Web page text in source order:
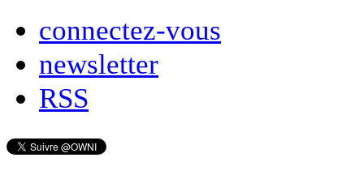
connectez-vous
newsletter
RSS